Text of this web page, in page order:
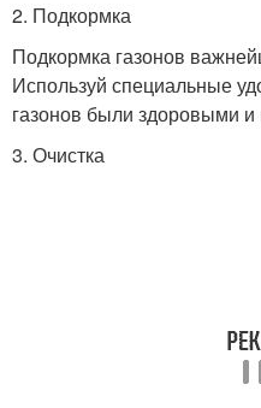
2. Подкормка
Подкормка газонов
Используй специальные
газонов были здоровыми
3. Очистка